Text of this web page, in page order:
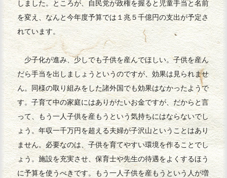
しました。ところが、自民党が政権を握ると児童手当と名前
を変え、なんと今年度予算では１兆５千億円の支出が予定さ
れています。
少子化が進み、少しでも子供を産んでほしい。子供を産ん
だら手当を出しましょうというのですが、効果は見られませ
ん。同様の取り組みをした諸外国でも効果はなかったようで
す。子育て中の家庭にはありがたいお金ですが、だからと言
って、もう一人子供を産もうという気持ちにはならないでし
ょう。年収一千万円を超える夫婦が子沢山ということはあり
ません。必要なのは、子供を育てやすい環境を作ることでし
ょう。施設を充実させ、保育士や先生の待遇をよくするほう
に予算を使うべきです。もう一人子供を産もうという人が増